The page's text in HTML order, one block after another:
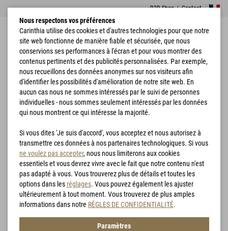
B2B Shop|Contact
Accueil Vêtements Vestes MIG 4.0 Jacket
Nous respectons vos préférences
Carinthia utilise des cookies et d'autres technologies pour que notre
site web fonctionne de manière fiable et sécurisée, que nous
conservions ses performances à l'écran et pour vous montrer des
contenus pertinents et des publicités personnalisées. Par exemple,
nous recueillons des données anonymes sur nos visiteurs afin
d'identifier les possibilités d'amélioration de notre site web. En
aucun cas nous ne sommes intéressés par le suivi de personnes
individuelles - nous sommes seulement intéressés par les données
qui nous montrent ce qui intéresse la majorité.
Si vous dites 'Je suis d'accord', vous acceptez et nous autorisez à
transmettre ces données à nos partenaires technologiques. Si vous
ne voulez pas accepter, nous nous limiterons aux cookies
essentiels et vous devrez vivre avec le fait que notre contenu n'est
pas adapté à vous. Vous trouverez plus de détails et toutes les
options dans les réglages. Vous pouvez également les ajuster
ultérieurement à tout moment. Vous trouverez de plus amples
informations dans notre RÈGLES DE CONFIDENTIALITÉ.
Paramètres